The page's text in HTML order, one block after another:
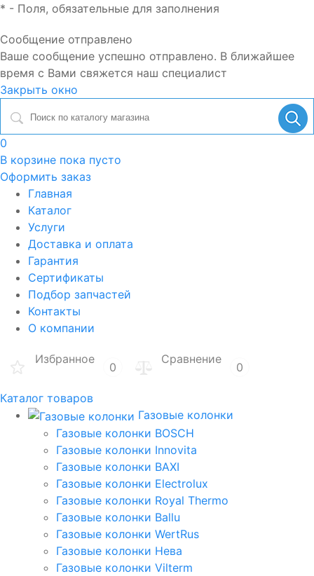
* - Поля, обязательные для заполнения
Сообщение отправлено
Ваше сообщение успешно отправлено. В ближайшее
время с Вами свяжется наш специалист
Закрыть окно
0
В корзине пока пусто
Оформить заказ
Главная
Каталог
Услуги
Доставка и оплата
Гарантия
Сертификаты
Подбор запчастей
Контакты
О компании
Избранное
0
Сравнение
0
Каталог товаров
Газовые колонки
Газовые колонки BOSCH
Газовые колонки Innovita
Газовые колонки BAXI
Газовые колонки Electrolux
Газовые колонки Royal Thermo
Газовые колонки Ballu
Газовые колонки WertRus
Газовые колонки Нева
Газовые колонки Vilterm